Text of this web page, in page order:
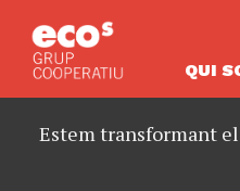
QUI
Estem transformant el